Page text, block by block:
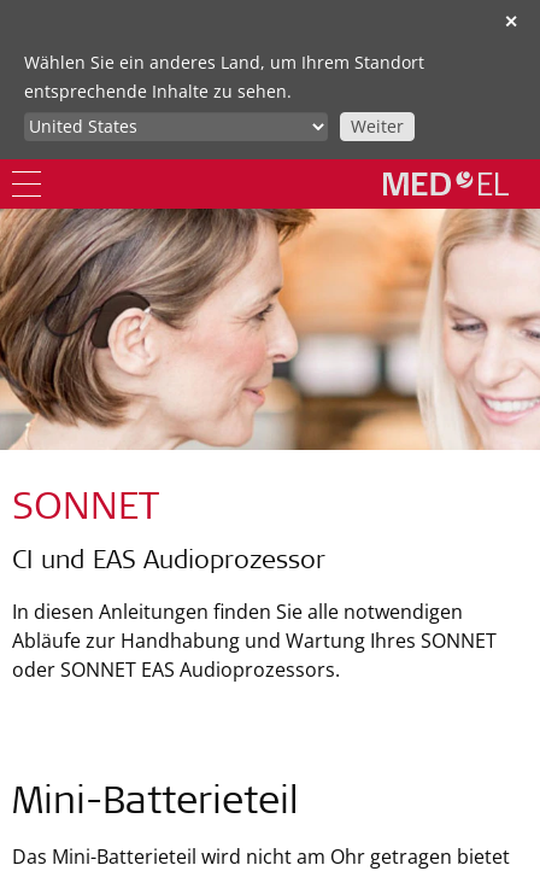
✕
Wählen Sie ein anderes Land, um Ihrem Standort
entsprechende Inhalte zu sehen.
Weiter
SONNET
CI und EAS Audioprozessor
In diesen Anleitungen finden Sie alle notwendigen
Abläufe zur Handhabung und Wartung Ihres SONNET
oder SONNET EAS Audioprozessors.
Mini-Batterieteil
Das Mini-Batterieteil wird nicht am Ohr getragen bietet